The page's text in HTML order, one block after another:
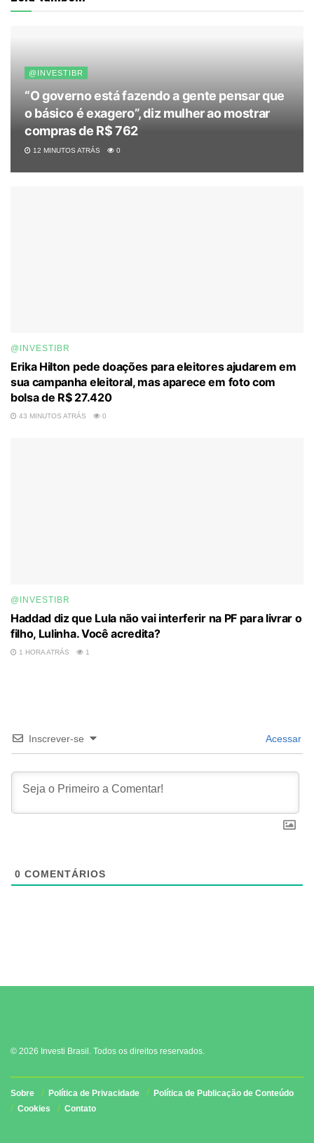
@INVESTIBR
“O governo está fazendo a gente pensar que
o básico é exagero”, diz mulher ao mostrar
compras de R$ 762
12 MINUTOS ATRÁS 0
@INVESTIBR
Erika Hilton pede doações para eleitores ajudarem em
sua campanha eleitoral, mas aparece em foto com
bolsa de R$ 27.420
43 MINUTOS ATRÁS 0
@INVESTIBR
Haddad diz que Lula não vai interferir na PF para livrar o
filho, Lulinha. Você acredita?
1 HORA ATRÁS 1
Inscrever-se Acessar
0 COMENTÁRIOS
© 2026 Investi Brasil. Todos os direitos reservados.
Sobre Política de Privacidade
Política de Publicação de Conteúdo
Cookies
Contato